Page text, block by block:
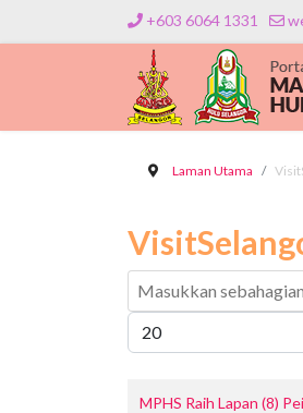
+603 6064 1331
Laman Utama
Papar #
MPHS Raih Lapan (8)